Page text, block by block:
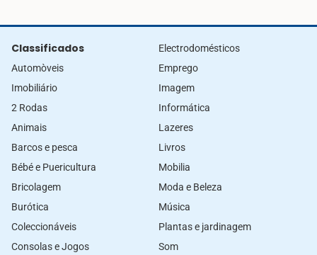
Classificados
Automòveis
Imobiliário
2 Rodas
Animais
Barcos e pesca
Bébé e Puericultura
Bricolagem
Burótica
Coleccionáveis
Consolas e Jogos
Electrodomésticos
Emprego
Imagem
Informática
Lazeres
Livros
Mobilia
Moda e Beleza
Música
Plantas e jardinagem
Som